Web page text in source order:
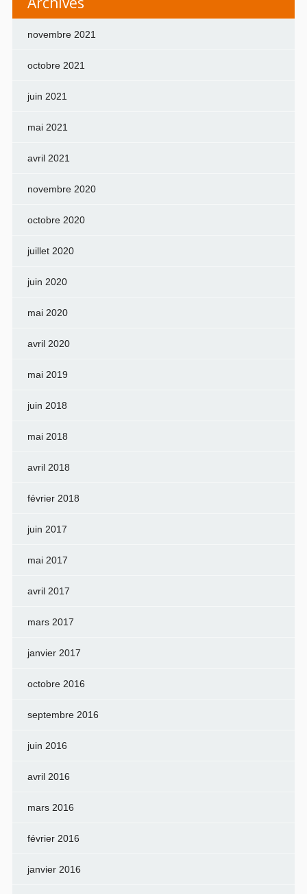
novembre 2021
octobre 2021
juin 2021
mai 2021
avril 2021
novembre 2020
octobre 2020
juillet 2020
juin 2020
mai 2020
avril 2020
mai 2019
juin 2018
mai 2018
avril 2018
février 2018
juin 2017
mai 2017
avril 2017
mars 2017
janvier 2017
octobre 2016
septembre 2016
juin 2016
avril 2016
mars 2016
février 2016
janvier 2016